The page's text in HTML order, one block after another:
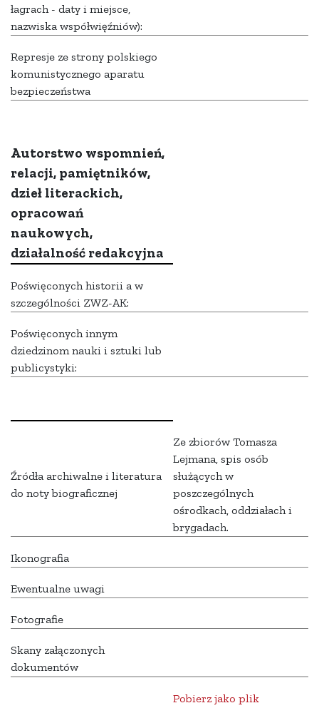
łagrach - daty i miejsce,
nazwiska współwięźniów):
Represje ze strony polskiego
komunistycznego aparatu
bezpieczeństwa
Autorstwo wspomnień,
relacji, pamiętników,
dzieł literackich,
opracowań
naukowych,
działalność redakcyjna
Poświęconych historii a w
szczególności ZWZ-AK:
Poświęconych innym
dziedzinom nauki i sztuki lub
publicystyki:
Źródła archiwalne i literatura
do noty biograficznej
Ze zbiorów Tomasza
Lejmana, spis osób
służących w
poszczególnych
ośrodkach, oddziałach i
brygadach.
Ikonografia
Ewentualne uwagi
Fotografie
Skany załączonych
dokumentów
Pobierz jako plik